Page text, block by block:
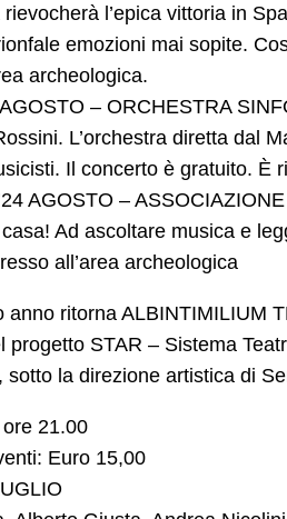
l’epica vittoria in
emozioni mai sopite.
archeologica.
– ORCHESTRA
L’orchestra diretta dal
Il concerto è gratuito. È
AGOSTO –
Ad ascoltare musica e
all’area archeologica
anno ritorna ALBINTIMILIUM
progetto STAR – Sistema
sotto la direzione artistica di
21.00
Euro 15,00